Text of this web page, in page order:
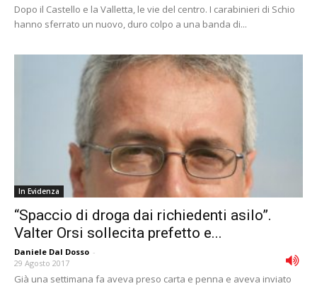
Dopo il Castello e la Valletta, le vie del centro. I carabinieri di Schio
hanno sferrato un nuovo, duro colpo a una banda di...
In Evidenza
“Spaccio di droga dai richiedenti asilo”.
Valter Orsi sollecita prefetto e...
Daniele Dal Dosso -
29 Agosto 2017
Già una settimana fa aveva preso carta e penna e aveva inviato